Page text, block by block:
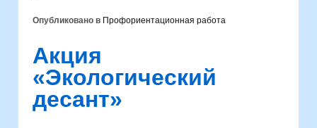
Опубликовано в Профориентационная работа
Акция
«Экологический
десант»